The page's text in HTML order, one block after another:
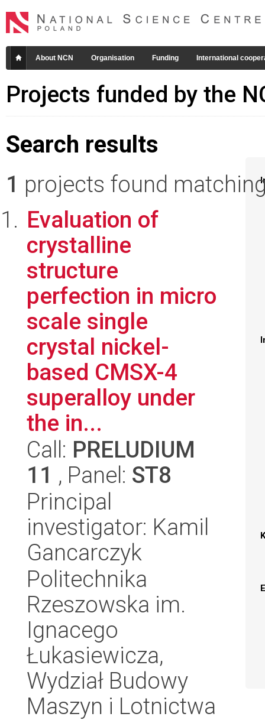
About NCN Organisation Funding International
Projects funded by the
Search results
1 projects found
Evaluation of
crystalline
structure
perfection in micro
scale single
crystal nickel-
based CMSX-4
superalloy under
the in...
Call: PRELUDIUM
11 , Panel: ST8
Principal
investigator: Kamil
Gancarczyk
Politechnika
Rzeszowska im.
Ignacego
Łukasiewicza,
Wydział Budowy
Maszyn i Lotnictwa